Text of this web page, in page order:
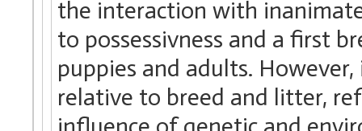
the interaction with
to possessivness and a first
puppies and adults.
relative to breed and litter,